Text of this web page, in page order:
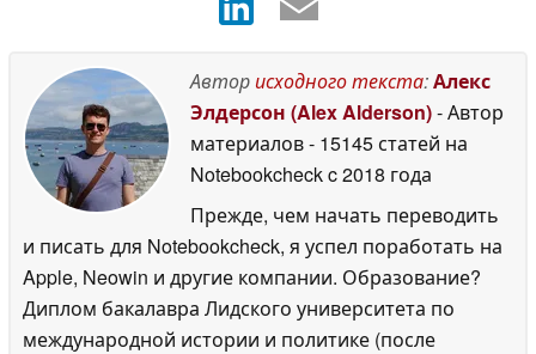
Авторисходного текста:Алекс
Элдерсон (Alex Alderson)- Автор
материалов- 15145 статей на
Notebookcheckc 2018 года
Прежде, чем начать переводить
и писать для Notebookcheck, я успел поработать на
Apple, Neowin и другие компании. Образование?
Диплом бакалавра Лидского университета по
международной истории и политике (после